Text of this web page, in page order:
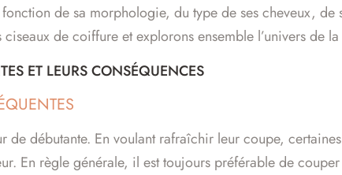
de sa morphologie, du type de ses cheveux, de
de coiffure et explorons ensemble l’univers de
ET LEURS CONSÉQUENCES
de débutante. En voulant rafraîchir leur coupe,
En règle générale, il est toujours préférable de